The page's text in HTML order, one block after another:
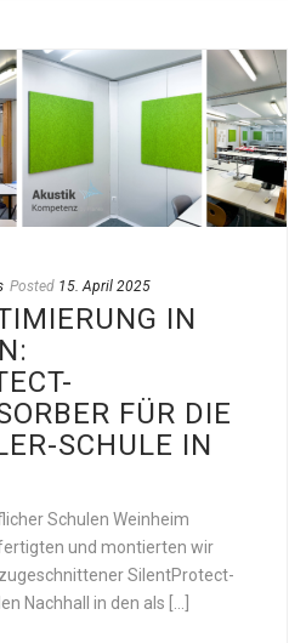
Posted 15. April 2025
IN
FÜR DIE
SCHULE IN
Schulen Weinheim
und montierten wir
SilentProtect-
Nachhall in den als [...]